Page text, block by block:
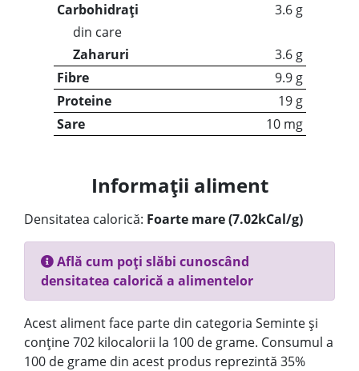
Carbohidrați
3.6 g
din care
Zaharuri
3.6 g
Fibre
9.9 g
Proteine
19 g
Sare
10 mg
Informații aliment
Densitatea calorică: Foarte mare (7.02kCal/g)
Află cum poți slăbi cunoscând
densitatea calorică a alimentelor
Acest aliment face parte din categoria Seminte și
conține 702 kilocalorii la 100 de grame. Consumul a
100 de grame din acest produs reprezintă 35%